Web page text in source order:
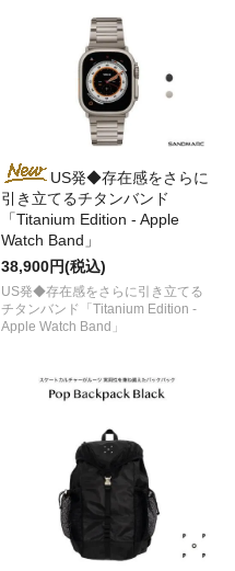
US発◆存在感をさらに
引き立てるチタンバンド
「Titanium Edition - Apple
Watch Band」
38,900円(税込)
US発◆存在感をさらに引き立てる
チタンバンド「Titanium Edition -
Apple Watch Band」